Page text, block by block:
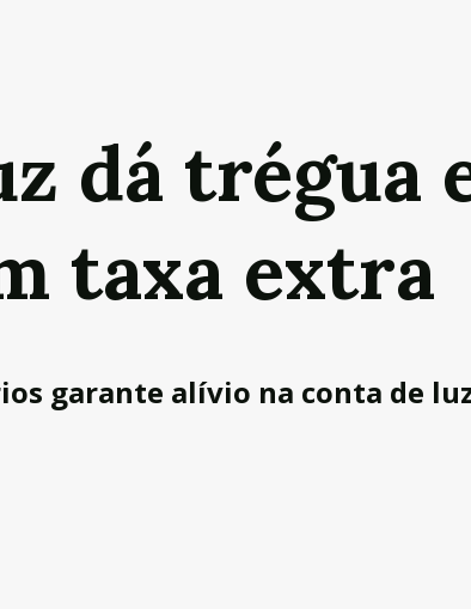
dá trégua
taxa extra
garante alívio na conta de